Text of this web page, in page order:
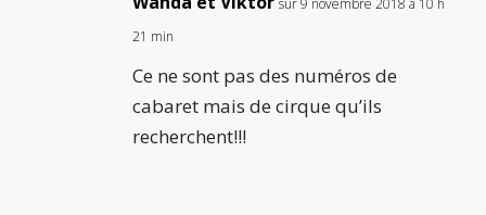
21 min
Ce ne sont pas des numéros de
cabaret mais de cirque qu’ils
recherchent!!!